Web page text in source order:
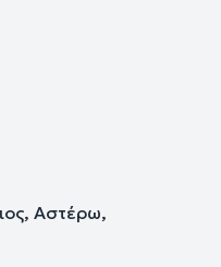
Αστέρω,